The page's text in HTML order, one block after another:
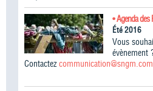
• Agenda des
Été 2016
Vous
évènement
Contactezcommunication@sngm.com